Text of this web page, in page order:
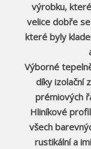
výrobku,
velice dobře
které byly
Výborné
díky izolační
prémiových
Hliníkové
všech
rustikální a